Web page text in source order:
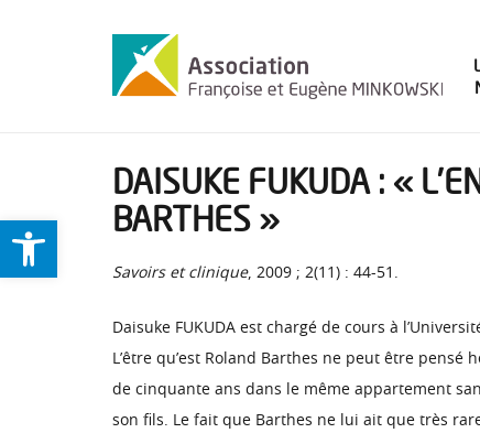
Ouvrir la barre d’outils
DAISUKE FUKUDA : «
BARTHES »
Savoirs et clinique, 2009 ; 2(11) : 44-51.
Daisuke FUKUDA est chargé de cours à
L’être qu’est Roland Barthes ne peut être
de cinquante ans dans le même appartement
son fils. Le fait que Barthes ne lui ait que très